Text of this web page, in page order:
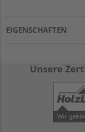
EIGENSCHAFTEN
Unsere